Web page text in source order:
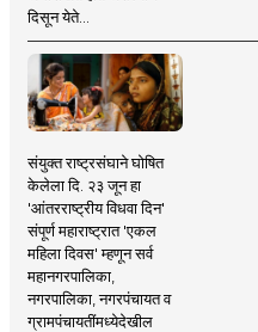
दिसून येते...
संयुक्त राष्ट्रसंघाने घोषित
केलेला दि. २३ जून हा
'आंतरराष्ट्रीय विधवा दिन'
संपूर्ण महाराष्ट्रात 'एकल
महिला दिवस' म्हणून सर्व
महानगरपालिका,
नगरपालिका, नगरपंचायत व
ग्रामपंचायतींमध्येदेखील